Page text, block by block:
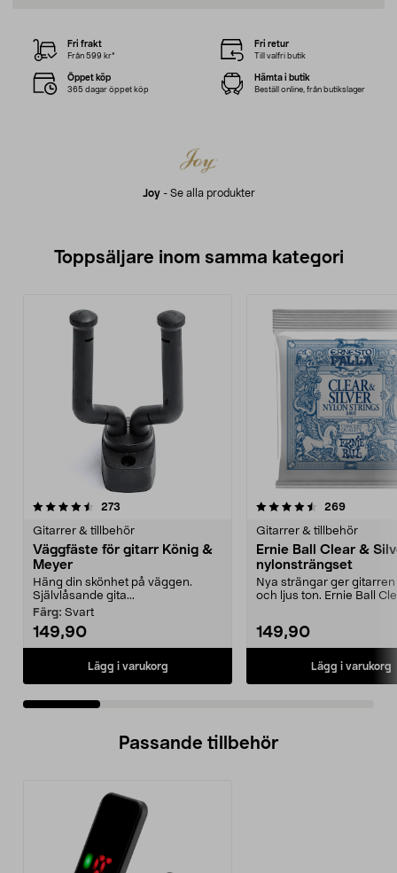
Joy- Se alla produkter
Fri frakt
Från 599 kr*
Fri retur
Till valfri butik
Öppet köp
365 dagar öppet köp
Hämta i butik
Beställ online, från butikslager
Toppsäljare inom samma kategori
273
Gitarrer & tillbehör
Väggfäste för gitarr König &
Meyer
Häng din skönhet på väggen.
Självlåsande gita...
Färg: Svart
149,90
Lägg i varukorg
4.5 av 5 stjärnor 269
Gitarrer & tillbehör
Ernie Ball Clear &
nylonsträngset
Nya strängar ger
och ljus ton. Ernie Ball
149,90
Lägg i varukorg
4.0 av 5 stjärnor
Passande tillbehör